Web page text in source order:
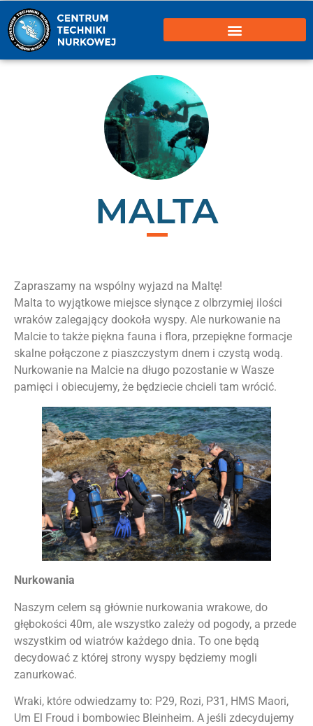
MALTA
Zapraszamy na wspólny wyjazd na Maltę!
Malta to wyjątkowe miejsce słynące z olbrzymiej ilości
wraków zalegający dookoła wyspy. Ale nurkowanie na
Malcie to także piękna fauna i flora, przepiękne formacje
skalne połączone z piaszczystym dnem i czystą wodą.
Nurkowanie na Malcie na długo pozostanie w Wasze
pamięci i obiecujemy, że będziecie chcieli tam wrócić.
Nurkowania
Naszym celem są głównie nurkowania wrakowe, do
głębokości 40m, ale wszystko zależy od pogody, a przede
wszystkim od wiatrów każdego dnia. To one będą
decydować z której strony wyspy będziemy mogli
zanurkować.
Wraki, które odwiedzamy to: P29, Rozi, P31, HMS Maori,
Um El Froud i bombowiec Bleinheim. A jeśli zdecydujemy